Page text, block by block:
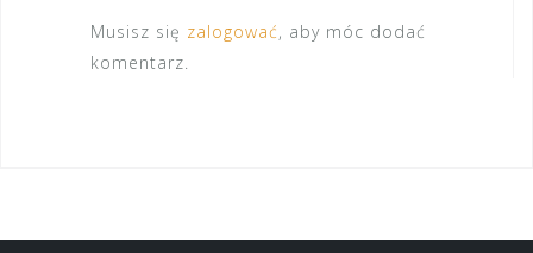
Musisz się zalogować, aby móc dodać
komentarz.